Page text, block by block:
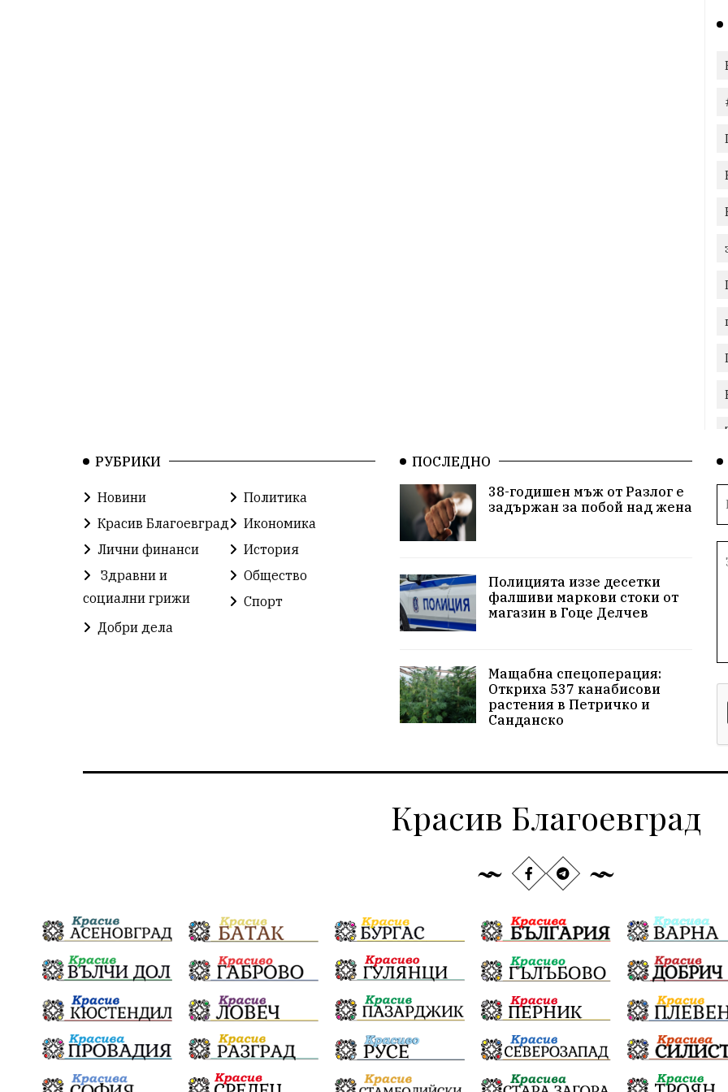
РУБРИКИ
Новини
Политика
Красив Благоевград
Икономика
Лични финанси
История
Здравни и
социални грижи
Общество
Спорт
Добри дела
ПОСЛЕДНО
38-годишен мъж от Разлог е
задържан за побой над жена
Полицията иззе десетки
фалшиви маркови стоки от
магазин в Гоце Делчев
Мащабна спецоперация:
Откриха 537 канабисови
растения в Петричко и
Санданско
Красив Благоевград